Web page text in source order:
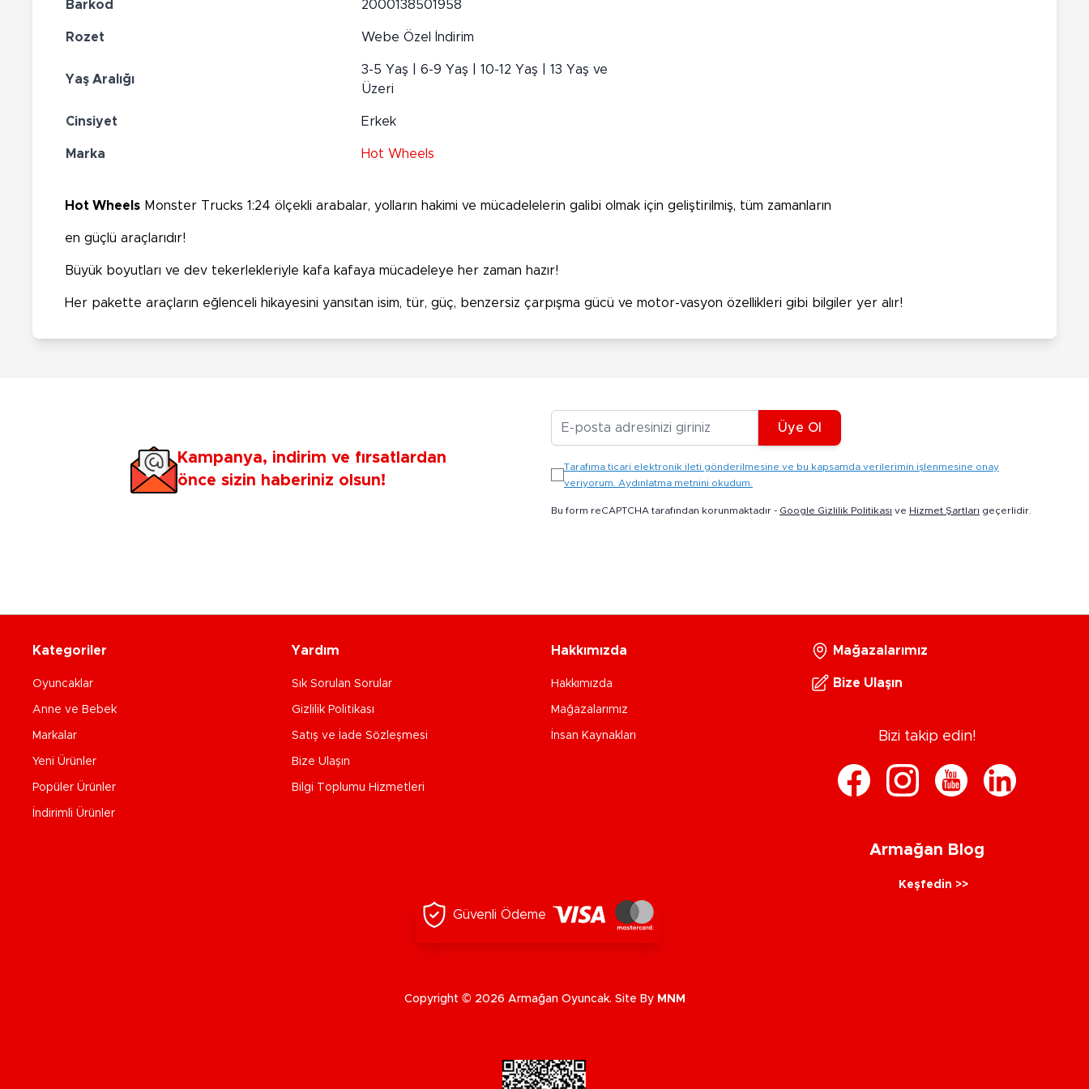
Barkod 2000138501958
Rozet Webe Özel İndirim
Yaş Aralığı
3-5 Yaş | 6-9 Yaş | 10-12 Yaş | 13 Yaş ve
Üzeri
Cinsiyet Erkek
Marka Hot Wheels
Hot Wheels Monster Trucks 1:24 ölçekli arabalar, yolların hakimi ve mücadelelerin galibi olmak için geliştirilmiş, tüm zamanların
en güçlü araçlarıdır!
Büyük boyutları ve dev tekerlekleriyle kafa kafaya mücadeleye her zaman hazır!
Her pakette araçların eğlenceli hikayesini yansıtan isim, tür, güç, benzersiz çarpışma gücü ve motor-vasyon özellikleri gibi bilgiler yer alır!
Kampanya, indirim ve fırsatlardan
önce sizin haberiniz olsun!
Üye Ol
Tarafıma ticari elektronik ileti gönderilmesine ve bu kapsamda verilerimin işlenmesine onay
veriyorum. Aydınlatma metnini okudum.
Bu form reCAPTCHA tarafından korunmaktadır - Google Gizlilik Politikası ve Hizmet Şartları geçerlidir.
Kategoriler
Oyuncaklar
Anne ve Bebek
Markalar
Yeni Ürünler
Popüler Ürünler
İndirimli Ürünler
Yardım
Sık Sorulan Sorular
Gizlilik Politikası
Satış ve İade Sözleşmesi
Bize Ulaşın
Bilgi Toplumu Hizmetleri
Hakkımızda
Hakkımızda
Mağazalarımız
İnsan Kaynakları
Mağazalarımız
Bize Ulaşın
Bizi takip edin!
Armağan Blog
Keşfedin >>
Güvenli Ödeme
Copyright © 2026 Armağan Oyuncak. Site By MNM